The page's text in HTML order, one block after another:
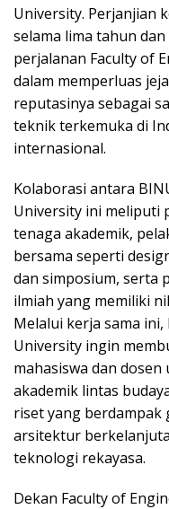
University. Perjanjian
selama lima tahun
perjalanan Faculty of
dalam memperluas
reputasinya sebagai
teknik terkemuka di
internasional.
Kolaborasi antara
University ini meliputi
tenaga akademik,
bersama seperti
dan simposium, serta
ilmiah yang memiliki
Melalui kerja sama
University ingin
mahasiswa dan
akademik lintas
riset yang berdampak
arsitektur
teknologi rekayasa.
Dekan Faculty of